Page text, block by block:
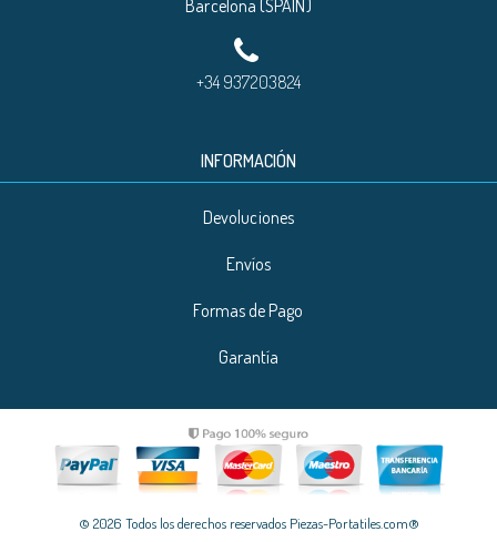
Barcelona (SPAIN)
+34 937203824
INFORMACIÓN
Devoluciones
Envíos
Formas de Pago
Garantía
© 2026 Todos los derechos reservados Piezas-Portatiles.com®